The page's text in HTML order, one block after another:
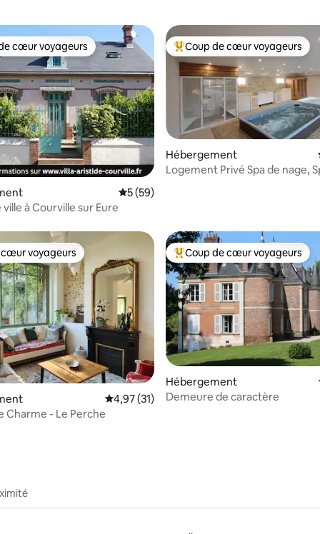
sur la base de 29 commentaires : 5 sur 5
cœur voyageurs les plus appréciés
cœur voyageurs
Évaluation moyenne sur la base de 59
5 (59)
ville à Courville sur Eure
Coups de cœur voyageurs les
Coup de cœur voyageurs
Hébergement
Logement Privé Spa de nage, Spa,
sur la base de 43 commentaires : 5 sur 5
cœur voyageurs
voyageurs
Évaluation moyenne sur la base de 31
4,97 (31)
Charme - Le Perche
Coups de cœur voyageurs les
Coup de cœur voyageurs
Hébergement
Demeure de caractère